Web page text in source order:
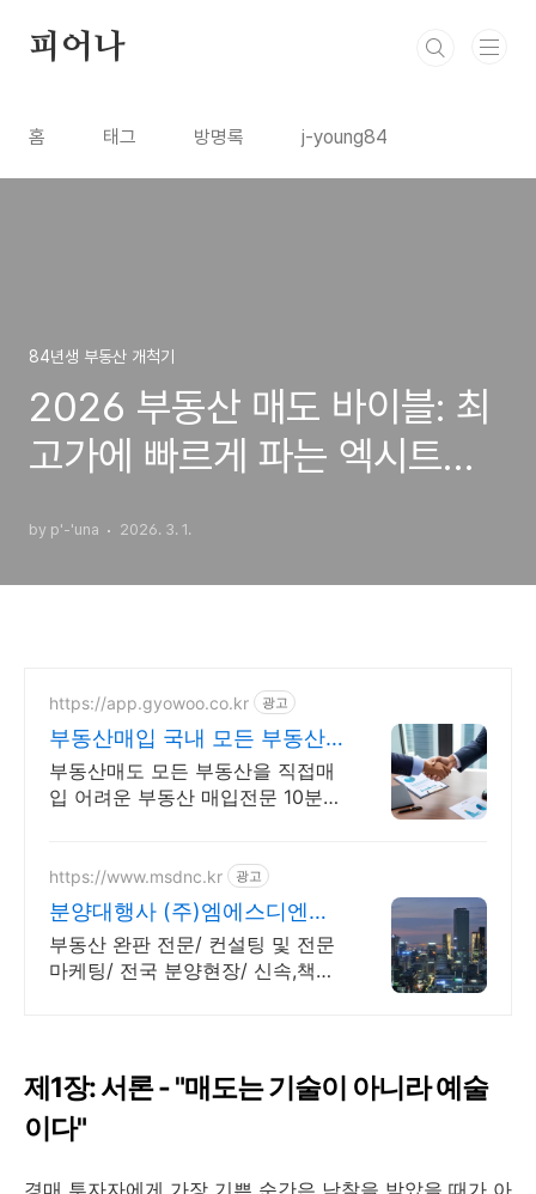
피어나
홈 태그 방명록 j-young84
84년생 부동산 개척기
2026 부동산 매도 바이블: 최
고가에 빠르게 파는 엑시트의
by p'-'una 2026. 3. 1.
https://app.gyowoo.co.kr 광고
부동산매입 국내 모든 부동산
직접매입 24시 상담가능
부동산매도 모든 부동산을 직접매
입 어려운 부동산 매입전문 10분안
https://www.msdnc.kr 광고
분양대행사 (주)엠에스디엔씨
진단부터 완판까지 책임분양
부동산 완판 전문/ 컨설팅 및 전문
마케팅/ 전국 분양현장/ 신속,책임
제1장: 서론 - "매도는 기술이 아니라 예술
이다"